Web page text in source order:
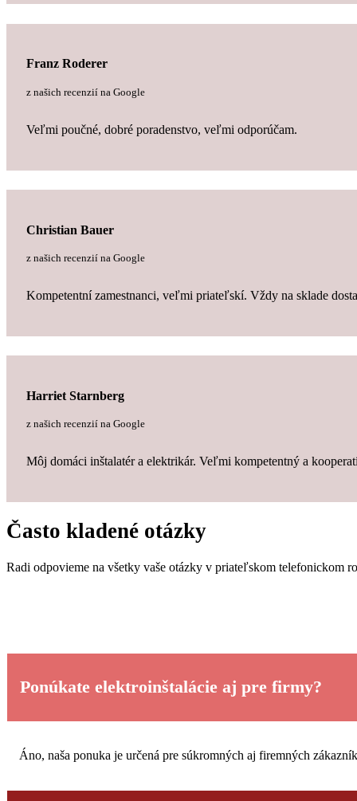
Franz Roderer
z našich recenzií na Google
Veľmi poučné, dobré poradenstvo, veľmi odporúčam.
Christian Bauer
z našich recenzií na Google
Kompetentní zamestnanci, veľmi priateľskí. Vždy na sklade
Harriet Starnberg
z našich recenzií na Google
Môj domáci inštalatér a elektrikár. Veľmi kompetentný a
Často kladené otázky
Radi odpovieme na všetky vaše otázky v priateľskom telefonickom
Ponúkate elektroinštalácie aj pre firmy?
Áno, naša ponuka je určená pre súkromných aj firemných